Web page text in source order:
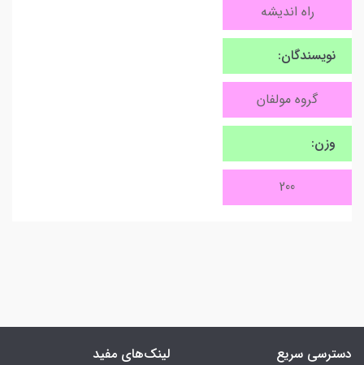
راه اندیشه
نویسندگان:
گروه مولفان
وزن:
200
دسترسی سریع لینک‌های مفید